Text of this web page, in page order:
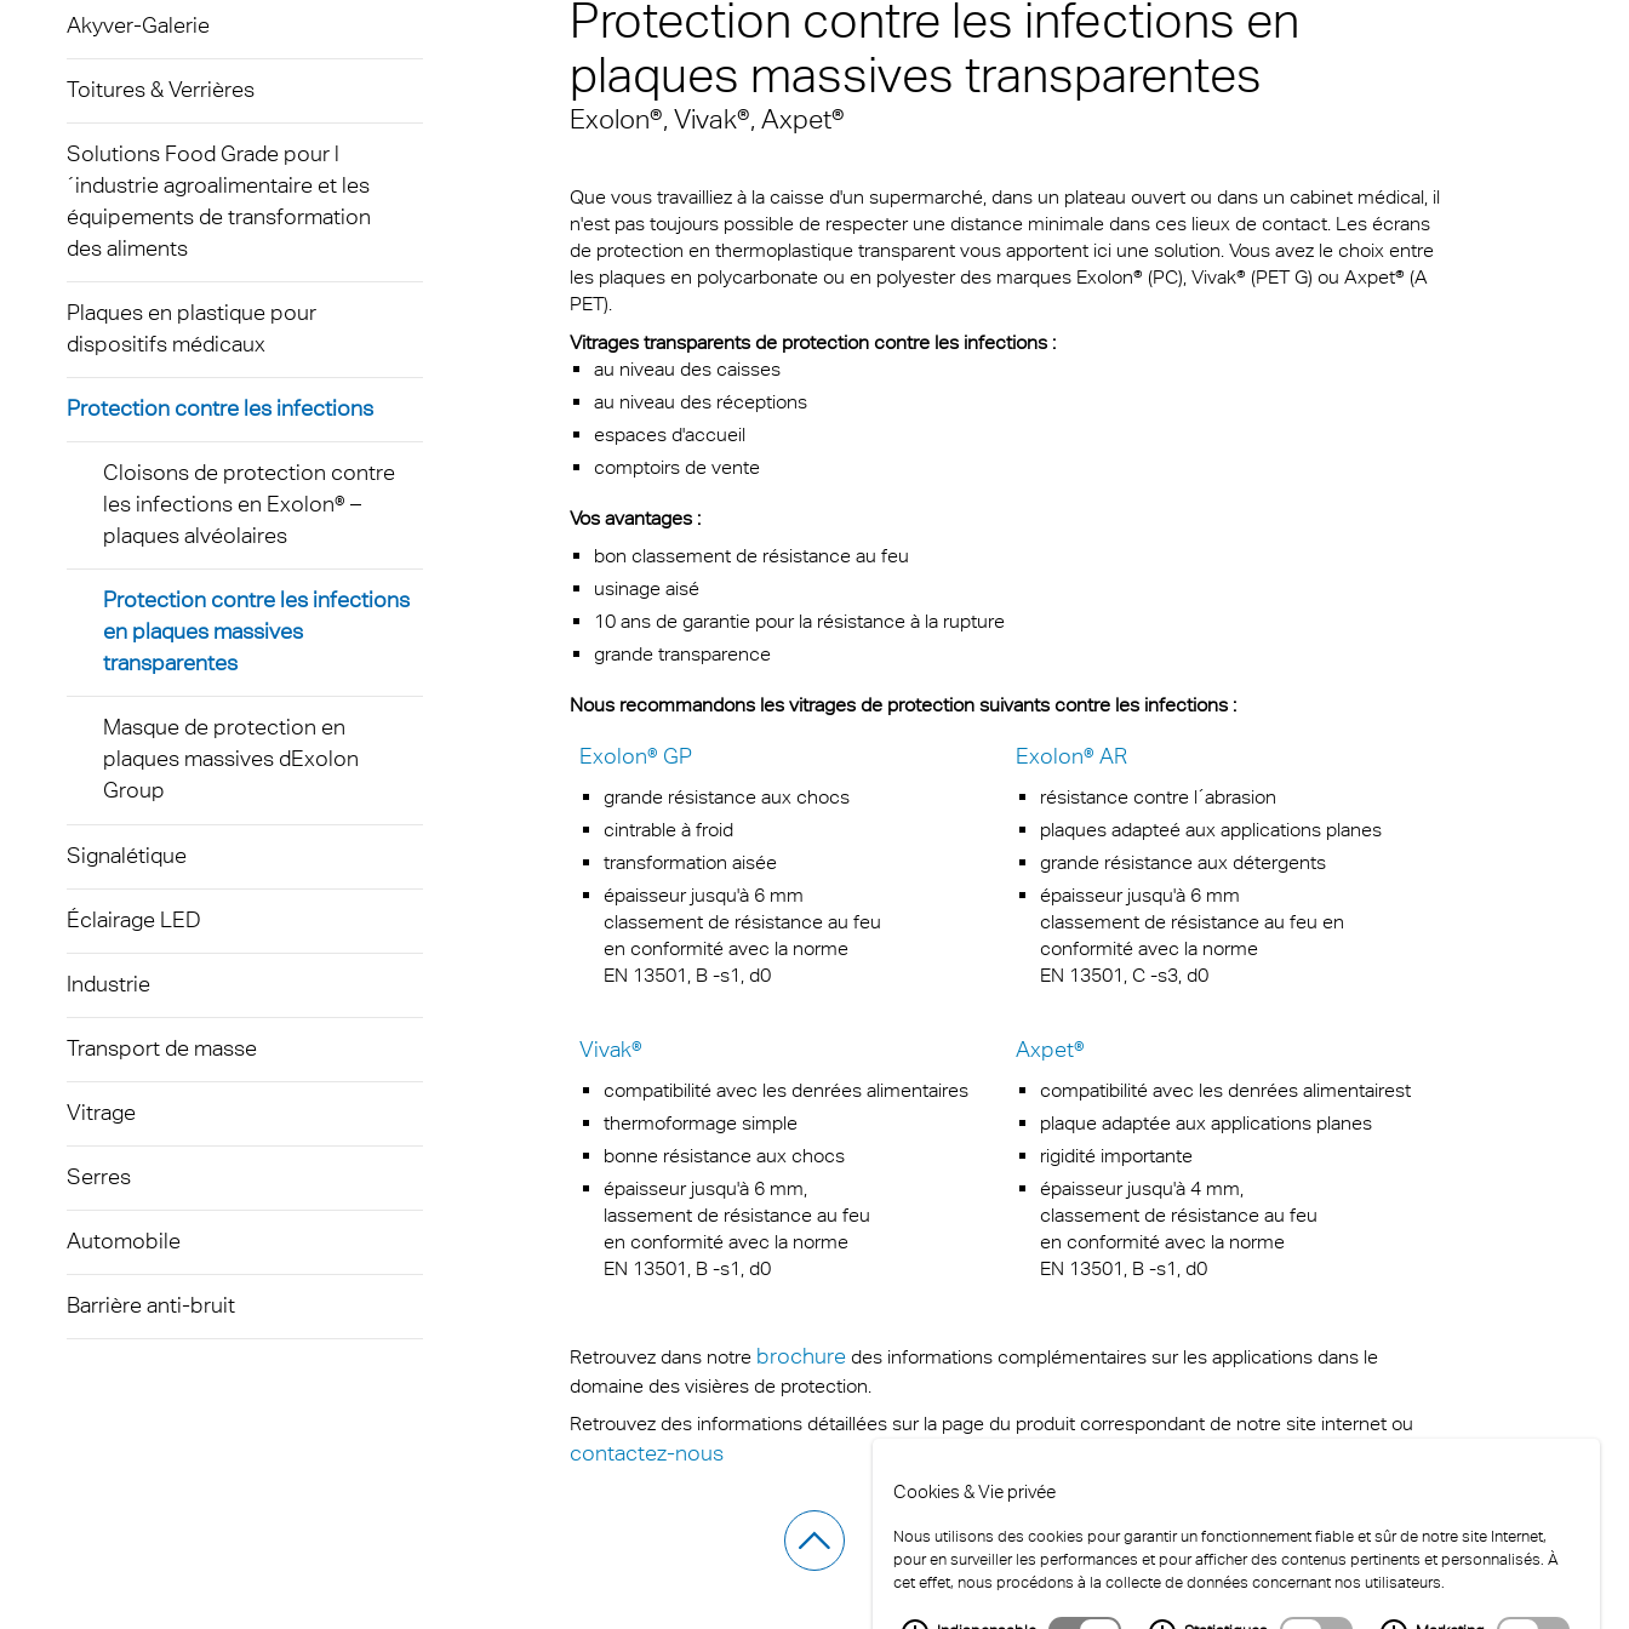
Exolon® Multiwall
Multi UV IQ-Relax
Multi UV no drop
FAQ Plaques alvéolaires
AkyVer® Multiwall Sheets
Plaques clipsables Exolon
FR
Exolon® Optica - qualité
Vista
Exolon® Med
WS Welding Shield
Exolon® LED
L’ambiance des mers du sud à
la portée de tous
Avec l’A380, le 21ème siècle
fonctionnalité et son
esthétisme
Toiture de stade Vienne
Plaques en plastique pour
dispositifs médicaux
Protection contre les
Masque de protection en
plaques massives dExolon
Group
Signalétique
Éclairage LED
Transport de masse
Automobile
Barrière anti-bruit
Technical Information
Terms & Conditions
Akyver-Galerie
Toitures & Verrières
Solutions Food Grade pour l
´industrie agroalimentaire et les
équipements de transformation
des aliments
Plaques en plastique pour
dispositifs médicaux
Protection contre les infections
Cloisons de protection contre
les infections en Exolon® –
plaques alvéolaires
Protection contre les infections
en plaques massives
transparentes
Masque de protection en
plaques massives dExolon
Group
Signalétique
Éclairage LED
Industrie
Transport de masse
Vitrage
Serres
Automobile
Barrière anti-bruit
Protection contre les infections en
plaques massives transparentes
Exolon®, Vivak®, Axpet®
Que vous travailliez à la caisse d'un supermarché, dans un plateau ouvert ou dans un cabinet médical, il
n'est pas toujours possible de respecter une distance minimale dans ces lieux de contact. Les écrans
de protection en thermoplastique transparent vous apportent ici une solution. Vous avez le choix entre
les plaques en polycarbonate ou en polyester des marques Exolon® (PC), Vivak® (PET G) ou Axpet® (A
PET).
Vitrages transparents de protection contre les infections :
au niveau des caisses
au niveau des réceptions
espaces d'accueil
comptoirs de vente
Vos avantages :
bon classement de résistance au feu
usinage aisé
10 ans de garantie pour la résistance à la rupture
grande transparence
Nous recommandons les vitrages de protection suivants contre les infections :
Exolon® GP
grande résistance aux chocs
cintrable à froid
transformation aisée
épaisseur jusqu'à 6 mm
classement de résistance au feu
en conformité avec la norme
EN 13501, B -s1, d0
Exolon® AR
résistance contre l´abrasion
plaques adapteé aux applications planes
grande résistance aux détergents
épaisseur jusqu'à 6 mm
classement de résistance au feu en
conformité avec la norme
EN 13501, C -s3, d0
Vivak®
compatibilité avec les denrées alimentaires
thermoformage simple
bonne résistance aux chocs
épaisseur jusqu'à 6 mm,
lassement de résistance au feu
en conformité avec la norme
EN 13501, B -s1, d0
Axpet®
compatibilité avec les denrées alimentairest
plaque adaptée aux applications planes
rigidité importante
épaisseur jusqu'à 4 mm,
classement de résistance au feu
en conformité avec la norme
EN 13501, B -s1, d0
Retrouvez dans notre brochuredes informations complémentaires sur les applications dans le
domaine des visières de protection.
Retrouvez des informations détaillées sur la page du produit correspondant de notre site internet ou
contactez-nous
Cookies & Vie privée
Nous utilisons des cookies pour garantir un fonctionnement fiable et sûr de notre site Internet,
pour en surveiller les performances et pour afficher des contenus pertinents et personnalisés. À
cet effet, nous procédons à la collecte de données concernant nos utilisateurs.